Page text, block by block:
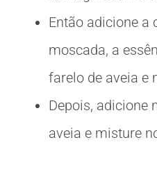
Então adicione a
moscada, a
farelo de aveia e
Depois, adicione
aveia e misture